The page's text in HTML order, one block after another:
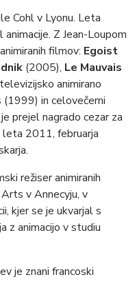
Cohl v Lyonu. Leta
Z Jean-Loupom
filmov: Egoist
(2005), Le Mauvais
animirano
(1999) in celovečerni
prejel nagrado cezar za
leta 2011, februarja
režiser animiranih
v Annecyju, v
kjer se je ukvarjal s
z animacijo v studiu
je znani francoski